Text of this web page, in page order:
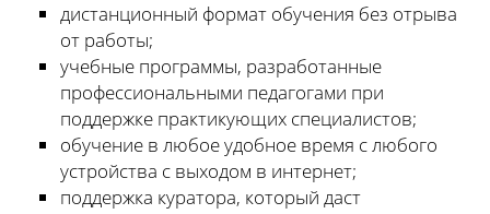
дистанционный формат обучения без отрыва
от работы;
учебные программы, разработанные
профессиональными педагогами при
поддержке практикующих специалистов;
обучение в любое удобное время с любого
устройства с выходом в интернет;
поддержка куратора, который даст